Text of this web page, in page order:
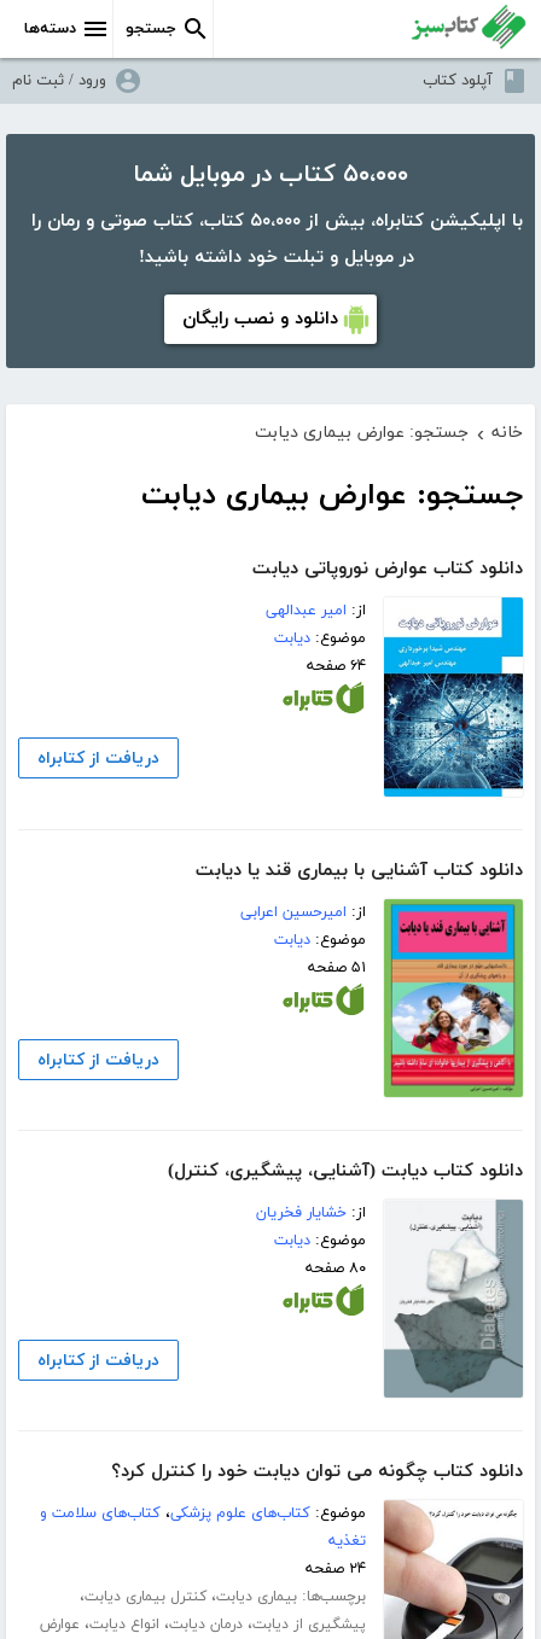
دسته‌ها جستجو
آپلود کتاب ورود / ثبت نام
۵۰،۰۰۰ کتاب در موبایل شما
با اپلیکیشن کتابراه، بیش از ۵۰،۰۰۰ کتاب، کتاب صوتی و رمان را
در موبایل و تبلت خود داشته باشید!
دانلود و نصب رایگان
خانه › جستجو: عوارض بیماری دیابت
جستجو: عوارض بیماری دیابت
دانلود کتاب عوارض نوروپاتی دیابت
از: امیر عبدالهی
موضوع:دیابت
۶۴ صفحه
دریافت از کتابراه
دانلود کتاب آشنایی با بیماری قند یا دیابت
از: امیرحسین اعرابی
موضوع:دیابت
۵۱ صفحه
دریافت از کتابراه
دانلود کتاب دیابت (آشنایی، پیشگیری، کنترل)
از:خشایار فخریان
موضوع:دیابت
۸۰ صفحه
دریافت از کتابراه
دانلود کتاب چگونه می توان دیابت خود را کنترل کرد؟
موضوع:کتاب‌های علوم پزشکی،کتاب‌های سلامت و
تغذیه
۲۴ صفحه
برچسب‌ها:بیماری دیابت،کنترل بیماری دیابت،
پیشگیری از دیابت،درمان دیابت، انواع دیابت، عوارض